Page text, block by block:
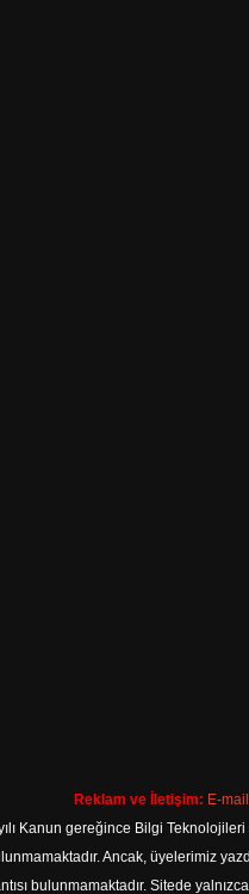
Reklam ve İletişim: E-
Kanun gereğince Bilgi
Ancak, üyelerimiz
bulunmamaktadır. Sitede